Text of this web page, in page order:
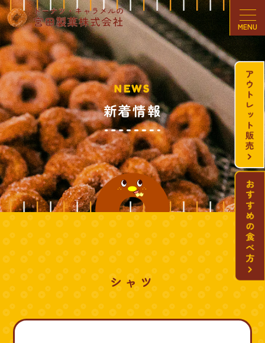
NEWS
新着情報
シャツ
MENU